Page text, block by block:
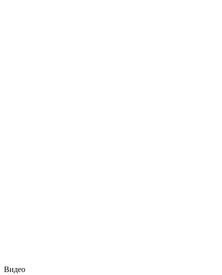
Видео